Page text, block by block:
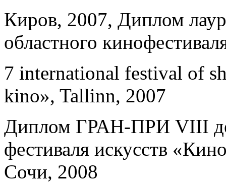
Киров, 2007, Диплом
областного
7 international festival of
kino», Tallinn, 2007
Диплом ГРАН-ПРИ VIII
фестиваля искусств
Сочи, 2008